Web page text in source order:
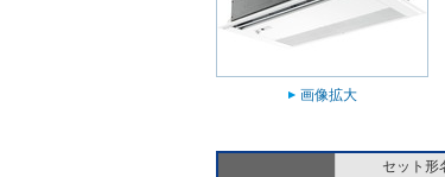
画像拡大
セット形